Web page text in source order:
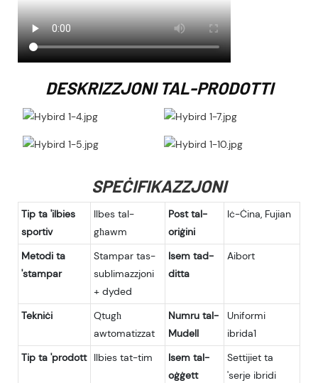
DESKRIZZJONI TAL-PRODOTTI
SPEĊIFIKAZZJONI
Tip ta 'ilbies
sportiv
Ilbes tal-
għawm
Post tal-
oriġini
Iċ-Ċina, Fujian
Metodi ta
'stampar
Stampar tas-
sublimazzjoni
+ dyded
Isem tad-
ditta
Aibort
Tekniċi
Qtugħ
awtomatizzat
Numru tal-
Mudell
Uniformi
ibrida1
Tip ta 'prodott
Ilbies tat-tim
Isem tal-
oġġett
Settijiet ta
'serje ibridi